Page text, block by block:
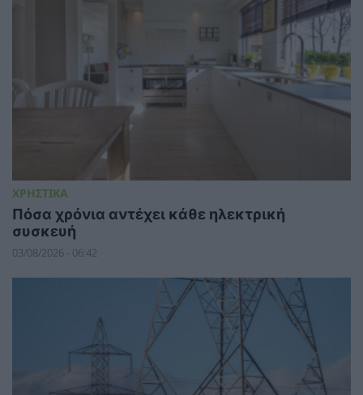
ΧΡΗΣΤΙΚΑ
Πόσα χρόνια αντέχει κάθε ηλεκτρική
συσκευή
03/08/2026 - 06:42